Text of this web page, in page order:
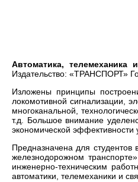
Автоматика, телемеханика
Издательство: «ТРАНСПОРТ»
Изложены принципы
локомотивной сигнализации,
многоканальной,
т.д. Большое внимание
экономической эффективности
Предназначена для студентов
железнодорожном
инженерно-техническим
автоматики, телемеханики и